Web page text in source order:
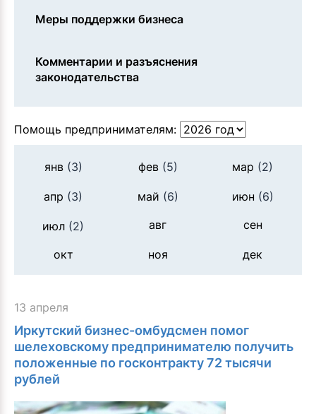
Меры поддержки бизнеса
Комментарии и разъяснения
законодательства
Помощь предпринимателям:
янв(3) фев(5) мар (2)
апр (3) май (6) июн (6)
июл (2) авг сен
окт ноя дек
13 апреля
Иркутский бизнес-омбудсмен помог
шелеховскому предпринимателю получить
положенные по госконтракту 72 тысячи
рублей